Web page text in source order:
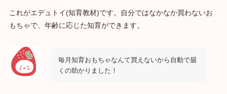
これがエデュトイ(知育教材)です。自分ではなかなか買わないお
もちゃで、年齢に応じた知育ができます。
毎月知育おもちゃなんて買えないから自動で届
くの助かりました！